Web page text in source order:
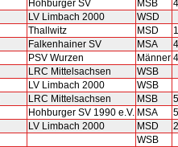
Hohburger SV MSB
4
LV Limbach 2000
WSD
Thallwitz MSD
1
Falkenhainer SV MSA
4
PSV Wurzen Männer 4
LRC Mittelsachsen
WSB
LV Limbach 2000
WSB
LRC Mittelsachsen MSB
5
Hohburger SV 1990 e.V. MSA
5
LV Limbach 2000 MSD
2
WSB